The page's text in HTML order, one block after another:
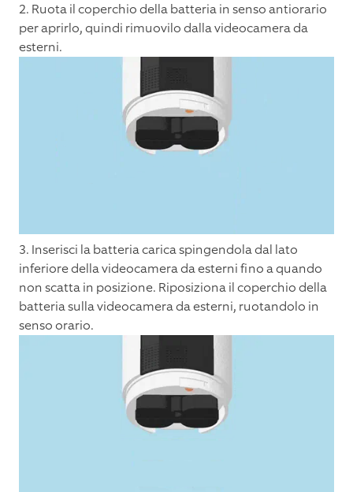
2. Ruota il coperchio della batteria in senso antiorario
per aprirlo, quindi rimuovilo dalla videocamera da
esterni.
3. Inserisci la batteria carica spingendola dal lato
inferiore della videocamera da esterni fino a quando
non scatta in posizione. Riposiziona il coperchio della
batteria sulla videocamera da esterni, ruotandolo in
senso orario.